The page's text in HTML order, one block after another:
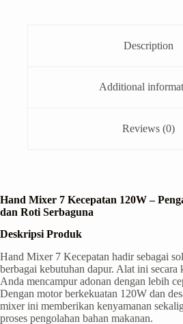
Description
Additional
Reviews (0)
Hand Mixer 7 Kecepatan 120W –
dan Roti Serbaguna
Deskripsi Produk
Hand Mixer 7 Kecepatan hadir sebagai
berbagai kebutuhan dapur. Alat ini secara
Anda mencampur adonan dengan lebih
Dengan motor berkekuatan 120W dan
mixer ini memberikan kenyamanan
proses pengolahan bahan makanan.